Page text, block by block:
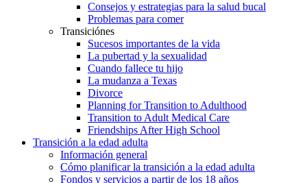
Consejos y estrategias para la salud bucal
Problemas para comer
Transiciónes
Sucesos importantes de la vida
La pubertad y la sexualidad
Cuando fallece tu hijo
La mudanza a Texas
Divorce
Planning for Transition to Adulthood
Transition to Adult Medical Care
Friendships After High School
Transición a la edad adulta
Información general
Cómo planificar la transición a la edad adulta
Fondos y servicios a partir de los 18 años